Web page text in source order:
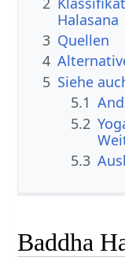
Halasana
3 Quellen
4
5 Siehe
5.1
5.2
5.3
Baddha